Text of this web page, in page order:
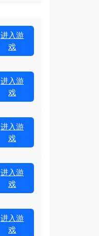
进入游
戏
进入游
戏
进入游
戏
进入游
戏
进入游
戏